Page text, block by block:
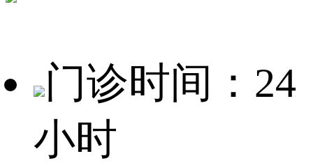
门诊时间：24
小时